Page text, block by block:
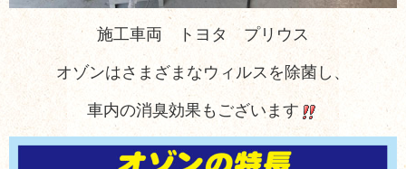
施工車両 トヨタ プリウス
オゾンはさまざまなウィルスを除菌し、
車内の消臭効果もございます